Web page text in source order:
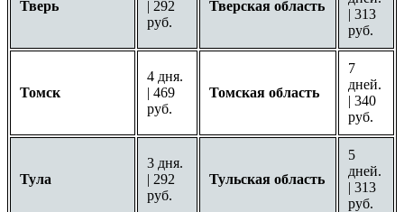
Тверь
| 292
руб.
Тверская область
| 313
руб.
Томск
4 дня.
| 469
руб.
Томская область
7
дней.
| 340
руб.
Тула
3 дня.
| 292
руб.
Тульская область
5
дней.
| 313
руб.